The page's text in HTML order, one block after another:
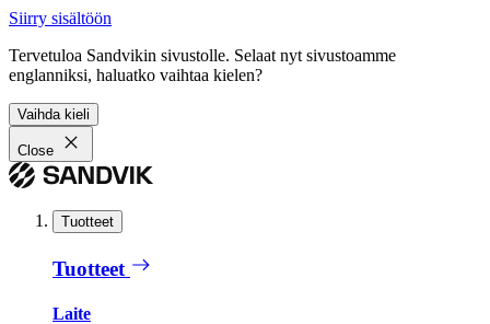
Siirry sisältöön
Tervetuloa Sandvikin sivustolle. Selaat nyt sivustoamme
englanniksi, haluatko vaihtaa kielen?
Vaihda kieli
Close
Tuotteet
Tuotteet
Laite